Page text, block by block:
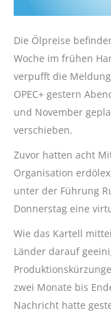
Die Ölpreise
Woche im frühen
verpufft die
OPEC+ gestern
und November
verschieben.
Zuvor hatten acht
Organisation
unter der Führung
Donnerstag eine
Wie das Kartell
Länder darauf
zwei Monate bis
Nachricht hatte